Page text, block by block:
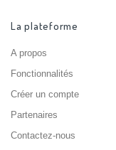
La plateforme
A propos
Fonctionnalités
Créer un compte
Partenaires
Contactez-nous